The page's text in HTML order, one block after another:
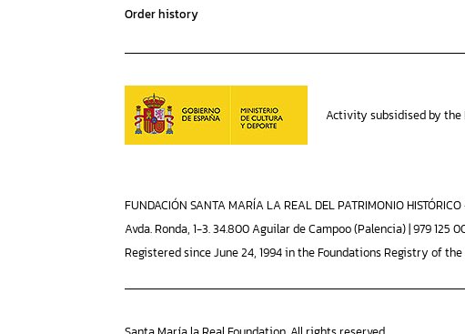
Order history
Activity subsidised by the
FUNDACIÓN SANTA MARÍA LA REAL DEL PATRIMONIO
Avda. Ronda, 1-3. 34.800 Aguilar de Campoo (Palencia) | 979
Registered since June 24, 1994 in the Foundations Registry of